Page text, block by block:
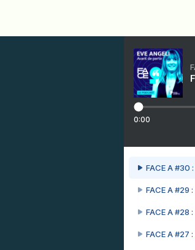
0:00
FACE A #30
FACE A #29
FACE A #28
FACE A #27